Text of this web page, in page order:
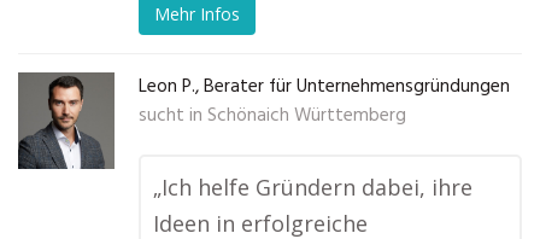
Mehr Infos
Leon P., Berater für Unternehmensgründungen
sucht in Schönaich Württemberg
„Ich helfe Gründern dabei, ihre
Ideen in erfolgreiche